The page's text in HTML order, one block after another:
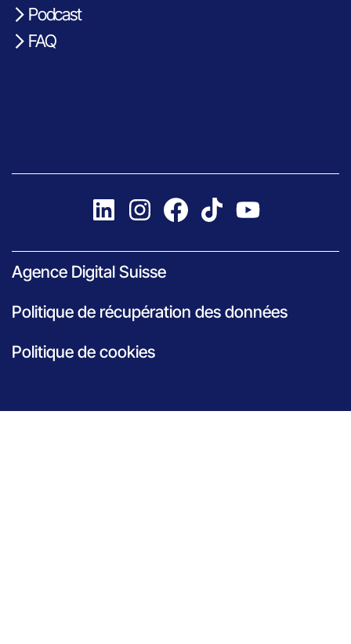
Podcast
FAQ
Agence Digital Suisse
Politique de récupération des données
Politique de cookies